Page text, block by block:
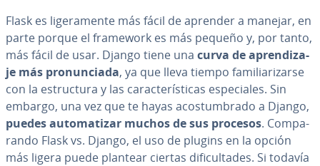
Flask es li­ge­ra­me­n­te más fácil de aprender a manejar, en
parte porque el framework es más pequeño y, por tanto,
más fácil de usar. Django tiene una curva de apre­n­di­za­
je más pro­nu­n­cia­da, ya que lleva tiempo fa­mi­lia­ri­zar­se
con la es­tru­c­tu­ra y las ca­ra­c­te­rí­s­ti­cas es­pe­cia­les. Sin
embargo, una vez que te hayas aco­s­tu­m­bra­do a Django,
puedes au­to­ma­ti­zar muchos de sus procesos. Co­m­pa­
ra­n­do Flask vs. Django, el uso de plugins en la opción
más ligera puede plantear ciertas di­fi­cu­l­ta­des. Si todavía